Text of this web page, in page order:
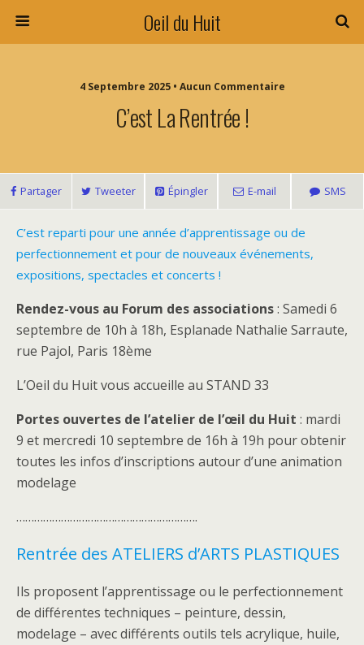
Oeil du Huit
4 Septembre 2025 • Aucun Commentaire
C’est La Rentrée !
Partager Tweeter Épingler E-mail SMS
C’est reparti pour une année d’apprentissage ou de
perfectionnement et pour de nouveaux événements,
expositions, spectacles et concerts !
Rendez-vous au Forum des associations: Samedi 6
septembre de 10h à 18h, Esplanade Nathalie Sarraute,
rue Pajol, Paris 18ème
L’Oeil du Huit vous accueille au STAND 33
Portes ouvertes de l’atelier de l’œil du Huit : mardi
9 et mercredi 10 septembre de 16h à 19h pour obtenir
toutes les infos d’inscriptions autour d’une animation
modelage
…………………………………………………….
Rentrée des ATELIERS d’ARTS PLASTIQUES
Ils proposent l’apprentissage ou le perfectionnement
de différentes techniques – peinture, dessin,
modelage – avec différents outils tels acrylique, huile,